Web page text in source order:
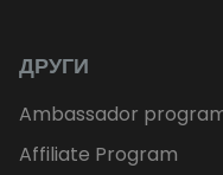
ДРУГИ
Ambassador
Affiliate Program